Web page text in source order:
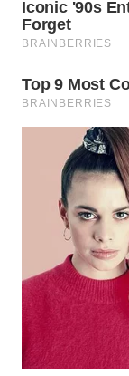
WAHANA
WAHANA
WAHANA
ADVOKAT
WAHANA
INFRASTRUKTUR
WAHANA
KONSUMEN
WAHANA